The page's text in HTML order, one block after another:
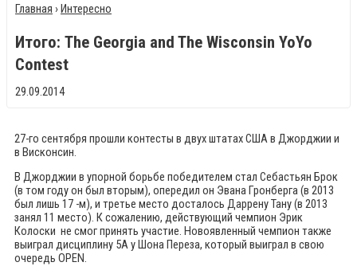
Главная ›Интересно
Итого: The Georgia and The Wisconsin YoYo
Contest
29.09.2014
27-го сентября прошли контесты в двух штатах США в Джорджии и
в Висконсин.
В Джорджии в упорной борьбе победителем стал Себастьян Брок
(в том году он был вторым), опередил он Эвана Гронберга (в 2013
был лишь 17 -м), и третье место досталось Даррену Тану (в 2013
занял 11 место). К сожалению, действующий чемпион Эрик
Колоски не смог принять участие. Новоявленный чемпион также
выиграл дисциплину 5А у Шона Переза, который выиграл в свою
очередь OPEN.